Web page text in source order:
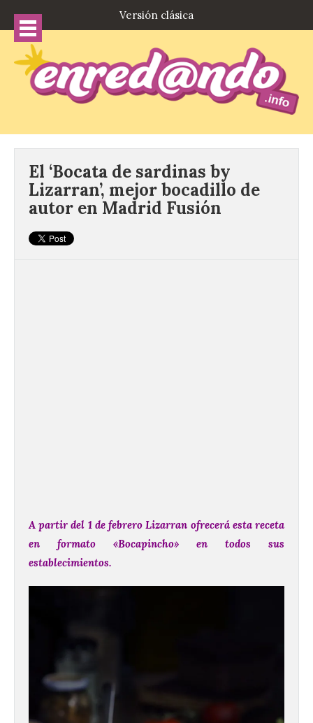
Versión clásica
El ‘Bocata de sardinas by
Lizarran’, mejor bocadillo de
autor en Madrid Fusión
A partir del 1 de febrero Lizarran ofrecerá esta receta
en formato «Bocapincho» en todos sus
establecimientos.